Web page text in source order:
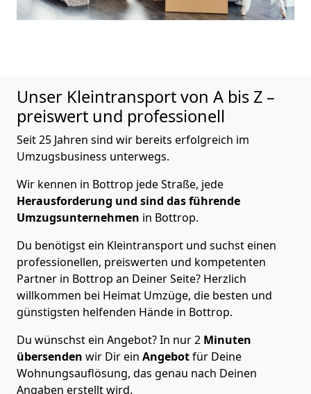
Unser Kleintransport von A bis Z –
preiswert und professionell
Seit 25 Jahren sind wir bereits erfolgreich im
Umzugsbusiness unterwegs.
Wir kennen in Bottrop jede Straße, jede
Herausforderung und sind das führende
Umzugsunternehmen in Bottrop.
Du benötigst ein Kleintransport und suchst einen
professionellen, preiswerten und kompetenten
Partner in Bottrop an Deiner Seite? Herzlich
willkommen bei Heimat Umzüge, die besten und
günstigsten helfenden Hände in Bottrop.
Du wünschst ein Angebot? In nur 2 Minuten
übersenden wir Dir ein Angebotfür Deine
Wohnungsauflösung, das genau nach Deinen
Angaben erstellt wird.